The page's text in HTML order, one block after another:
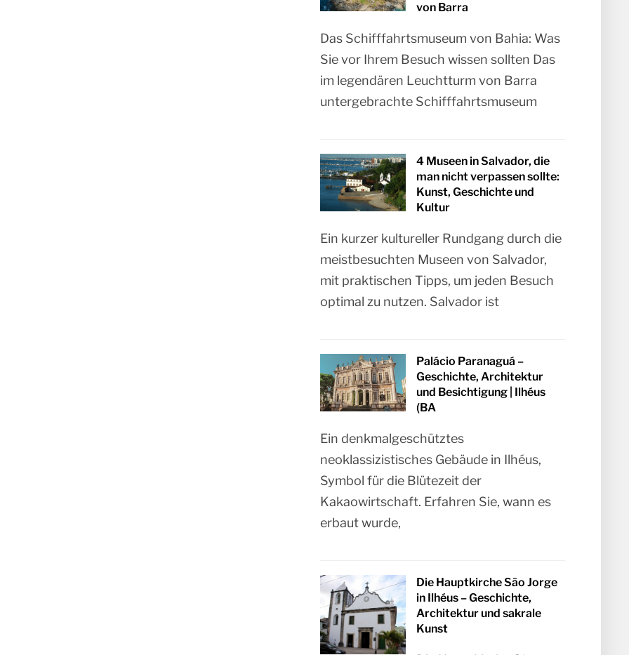
von Barra
Das Schifffahrtsmuseum von Bahia: Was
Sie vor Ihrem Besuch wissen sollten Das
im legendären Leuchtturm von Barra
untergebrachte Schifffahrtsmuseum
4 Museen in Salvador, die
man nicht verpassen sollte:
Kunst, Geschichte und
Kultur
Ein kurzer kultureller Rundgang durch die
meistbesuchten Museen von Salvador,
mit praktischen Tipps, um jeden Besuch
optimal zu nutzen. Salvador ist
Palácio Paranaguá –
Geschichte, Architektur
und Besichtigung | Ilhéus
(BA
Ein denkmalgeschütztes
neoklassizistisches Gebäude in Ilhéus,
Symbol für die Blütezeit der
Kakaowirtschaft. Erfahren Sie, wann es
erbaut wurde,
Die Hauptkirche São Jorge
in Ilhéus – Geschichte,
Architektur und sakrale
Kunst